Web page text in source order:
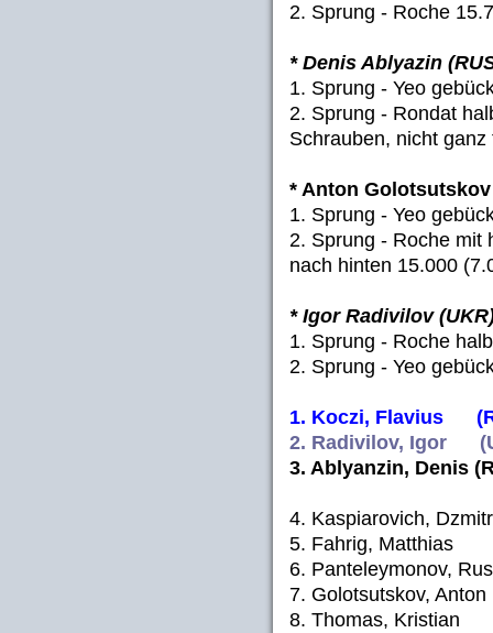
2. Sprung - Roche
* Denis Ablyazin
1. Sprung - Yeo
2. Sprung - Rondat
Schrauben, nicht
* Anton Golotsutskov
1. Sprung - Yeo
2. Sprung - Roche mit
nach hinten 15.000
* Igor Radivilov
1. Sprung - Roche
2. Sprung - Yeo
1. Koczi, Flavius
2. Radivilov, Igor
3. Ablyanzin, Denis
4. Kaspiarovich,
5. Fahrig,
6. Panteleymonov,
7. Golotsutskov,
8. Thomas,